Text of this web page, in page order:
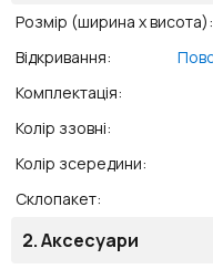
Розмір (ширина x висота):
Відкривання:
Комплектація:
Колір ззовні:
Колір зсередини:
Склопакет:
2.Аксесуари